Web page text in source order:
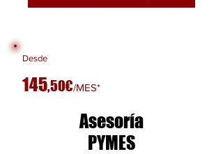
Desde
145,50€/MES*
Asesoría
PYMES